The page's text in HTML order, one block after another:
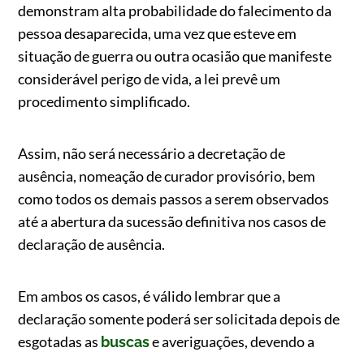
demonstram alta probabilidade do falecimento da
pessoa desaparecida, uma vez que esteve em
situação de guerra ou outra ocasião que manifeste
considerável perigo de vida, a lei prevê um
procedimento simplificado.
Assim, não será necessário a decretação de
ausência, nomeação de curador provisório, bem
como todos os demais passos a serem observados
até a abertura da sucessão definitiva nos casos de
declaração de ausência.
Em ambos os casos, é válido lembrar que a
declaração somente poderá ser solicitada depois de
esgotadas as buscase averiguações, devendo a